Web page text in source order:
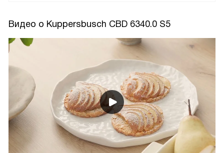
Видео о Kuppersbusch CBD 6340.0 S5